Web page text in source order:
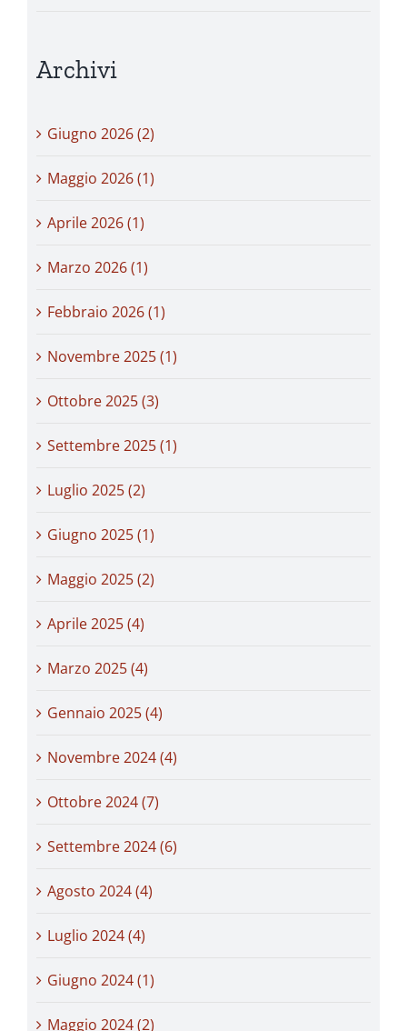
Archivi
Giugno 2026 (2)
Maggio 2026 (1)
Aprile 2026 (1)
Marzo 2026 (1)
Febbraio 2026 (1)
Novembre 2025 (1)
Ottobre 2025 (3)
Settembre 2025 (1)
Luglio 2025 (2)
Giugno 2025 (1)
Maggio 2025 (2)
Aprile 2025 (4)
Marzo 2025 (4)
Gennaio 2025 (4)
Novembre 2024 (4)
Ottobre 2024 (7)
Settembre 2024 (6)
Agosto 2024 (4)
Luglio 2024 (4)
Giugno 2024 (1)
Maggio 2024 (2)